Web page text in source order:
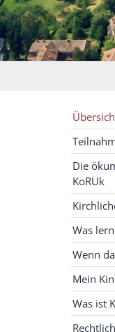
Die
KoRUk
Was
Wenn
Mein
Was ist